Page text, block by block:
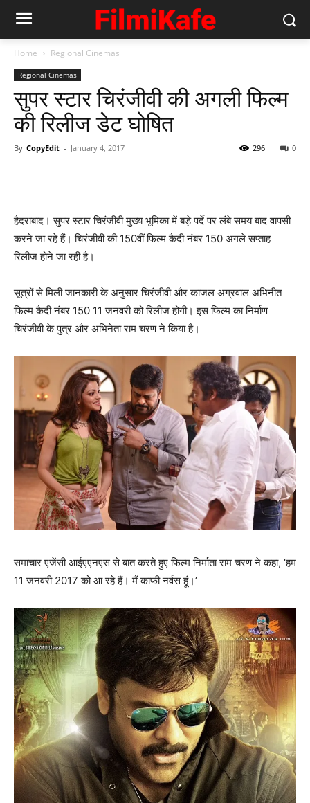
Home Regional Cinemas
Regional Cinemas
सुपर स्‍टार चिरंजीवी की अगली फिल्‍म
की रिलीज डेट घोषित
By CopyEdit - January 4, 2017 0
296
हैदराबाद। सुपर स्‍टार चिरंजीवी मुख्‍य भूमिका में बड़े पर्दे पर लंबे समय बाद वापसी
करने जा रहे हैं। चिरंजीवी की 150वीं फिल्‍म कैदी नंबर 150 अगले सप्‍ताह
रिलीज होने जा रही है।
सूत्रों से मिली जानकारी के अनुसार चिरंजीवी और काजल अग्रवाल अभिनीत
फिल्‍म कैदी नंबर 150 11 जनवरी को रिलीज होगी। इस फिल्‍म का निर्माण
चिरंजीवी के पुत्र और अभिनेता राम चरण ने किया है।
समाचार एजेंसी आईएएनएस से बात करते हुए फिल्‍म निर्माता राम चरण ने कहा, ‘हम
11 जनवरी 2017 को आ रहे हैं। मैं काफी नर्वस हूं।’